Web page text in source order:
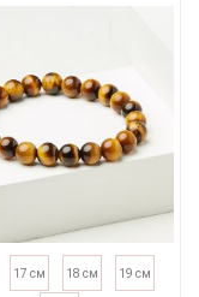
17 см 18 см 19 см